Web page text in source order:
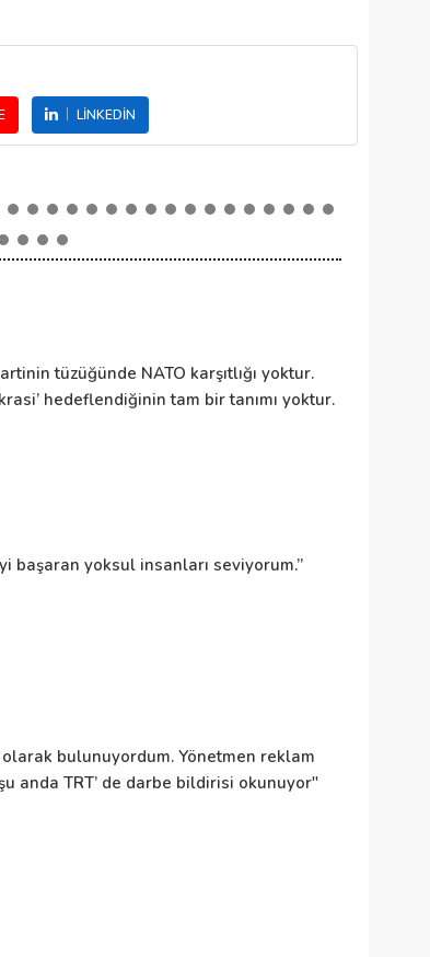
LINKEDIN
tüzüğünde NATO karşıtlığı yoktur.
hedeflendiğinin tam bir tanımı yoktur.
başaran yoksul insanları seviyorum.”
bulunuyordum. Yönetmen reklam
anda TRT’ de darbe bildirisi okunuyor"